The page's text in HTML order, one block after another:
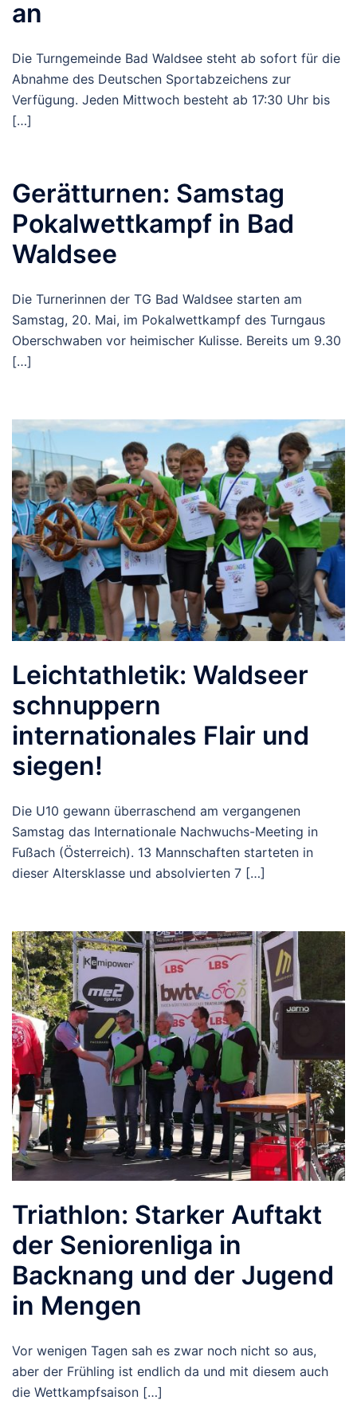
an
Die Turngemeinde Bad Waldsee steht ab sofort für die
Abnahme des Deutschen Sportabzeichens zur
Verfügung. Jeden Mittwoch besteht ab 17:30 Uhr bis
[…]
Gerätturnen: Samstag
Pokalwettkampf in Bad
Waldsee
Die Turnerinnen der TG Bad Waldsee starten am
Samstag, 20. Mai, im Pokalwettkampf des Turngaus
Oberschwaben vor heimischer Kulisse. Bereits um 9.30
[…]
Leichtathletik: Waldseer
schnuppern
internationales Flair und
siegen!
Die U10 gewann überraschend am vergangenen
Samstag das Internationale Nachwuchs-Meeting in
Fußach (Österreich). 13 Mannschaften starteten in
dieser Altersklasse und absolvierten 7 […]
Triathlon: Starker Auftakt
der Seniorenliga in
Backnang und der Jugend
in Mengen
Vor wenigen Tagen sah es zwar noch nicht so aus,
aber der Frühling ist endlich da und mit diesem auch
die Wettkampfsaison […]